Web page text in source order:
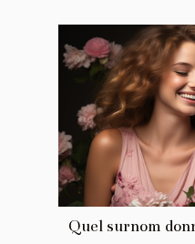
Quel surnom